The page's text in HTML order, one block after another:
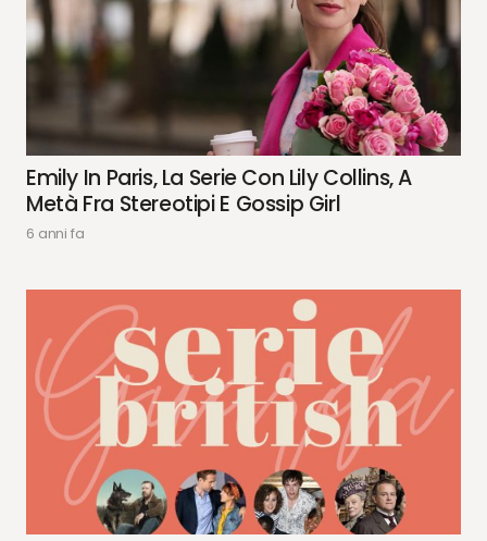
Emily In Paris, La Serie Con Lily Collins, A
Metà Fra Stereotipi E Gossip Girl
6 anni fa